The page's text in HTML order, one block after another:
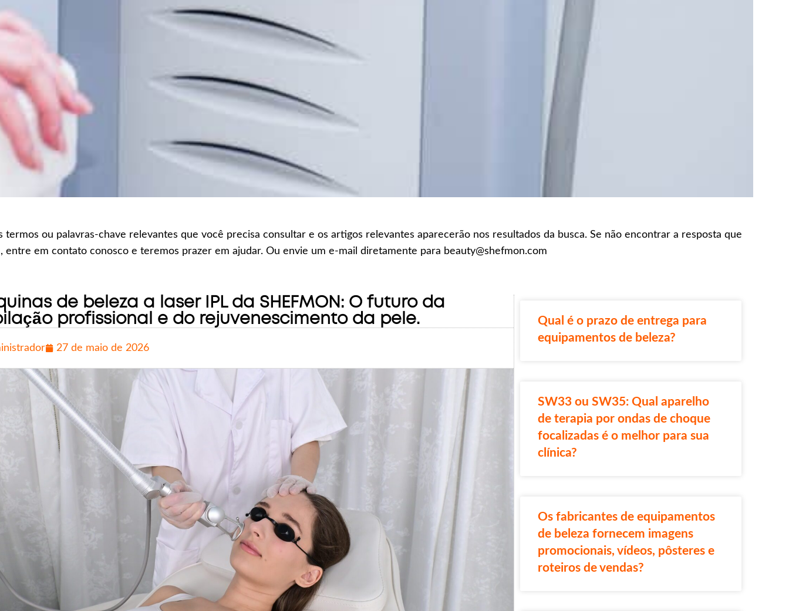
termos ou palavras-chave relevantes que você precisa consultar e os artigos relevantes aparecerão nos resultados da busca. Se não encontrar a resposta que
entre em contato conosco e teremos prazer em ajudar. Ou envie um e-mail diretamente para beauty@shefmon.com
de beleza a laser IPL da SHEFMON: O futuro da
profissional e do rejuvenescimento da pele.
27 de maio de 2026
Qual é o prazo de entrega para
equipamentos de beleza?
SW33 ou SW35: Qual aparelho
de terapia por ondas de choque
focalizadas é o melhor para sua
clínica?
Os fabricantes de equipamentos
de beleza fornecem imagens
promocionais, vídeos, pôsteres e
roteiros de vendas?